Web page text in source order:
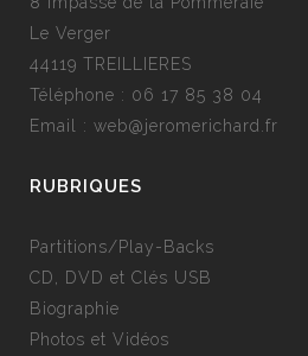
Le Verger
44119 TREILLIERES
Téléphone : 06 17 85 38 04
Email : web@jeromerichard.fr
RUBRIQUES
Partitions/Play-Backs
CD, DVD et Clés USB
Biographie
Photos et Vidéos